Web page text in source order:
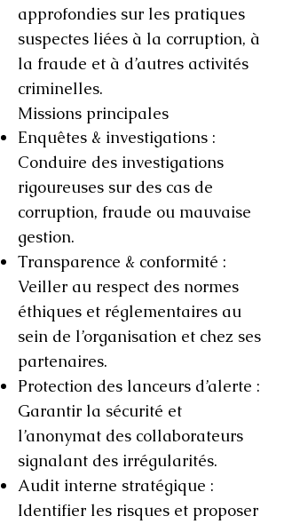
approfondies sur les pratiques
suspectes liées à la corruption, à
la fraude et à d’autres activités
criminelles.
Missions principales
Enquêtes & investigations :
Conduire des investigations
rigoureuses sur des cas de
corruption, fraude ou mauvaise
gestion.
Transparence & conformité :
Veiller au respect des normes
éthiques et réglementaires au
sein de l’organisation et chez ses
partenaires.
Protection des lanceurs d’alerte :
Garantir la sécurité et
l’anonymat des collaborateurs
signalant des irrégularités.
Audit interne stratégique :
Identifier les risques et proposer